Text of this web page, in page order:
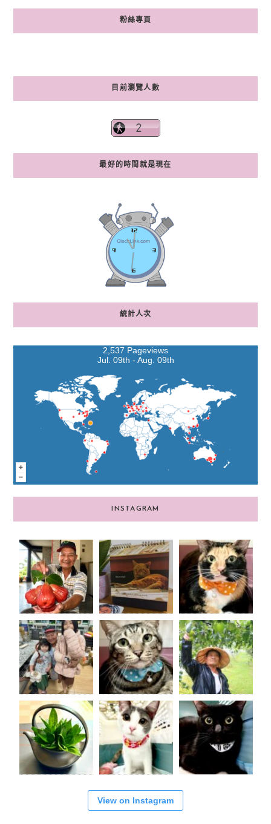
粉絲專頁
目前瀏覽人數
最好的時間就是現在
統計人次
2,537 Pageviews
Jul. 09th - Aug. 09th
INSTAGRAM
View on Instagram